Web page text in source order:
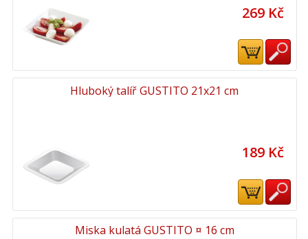
269 Kč
Hluboký talíř GUSTITO 21x21 cm
189 Kč
Miska kulatá GUSTITO ¤ 16 cm